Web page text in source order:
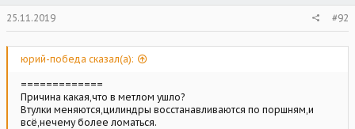
25.11.2019 #92
юрий-победа сказал(а):
=============
Причина какая,что в метлом ушло?
Втулки меняются,цилиндры восстанавливаются по поршням,и
всё,нечему более ломаться.